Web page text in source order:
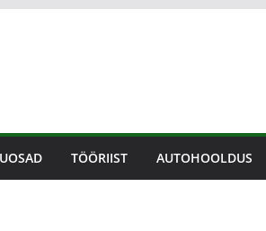
TÖÖRIIST AUTOHOOLDUS